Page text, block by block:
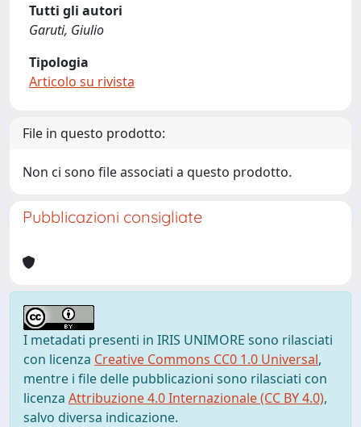
Tutti gli autori
Garuti, Giulio
Tipologia
Articolo su rivista
File in questo prodotto:
Non ci sono file associati a questo prodotto.
Pubblicazioni consigliate
I metadati presenti in IRIS UNIMORE sono rilasciati
con licenza Creative Commons CC0 1.0 Universal,
mentre i file delle pubblicazioni sono rilasciati con
licenza Attribuzione 4.0 Internazionale (CC BY 4.0),
salvo diversa indicazione.